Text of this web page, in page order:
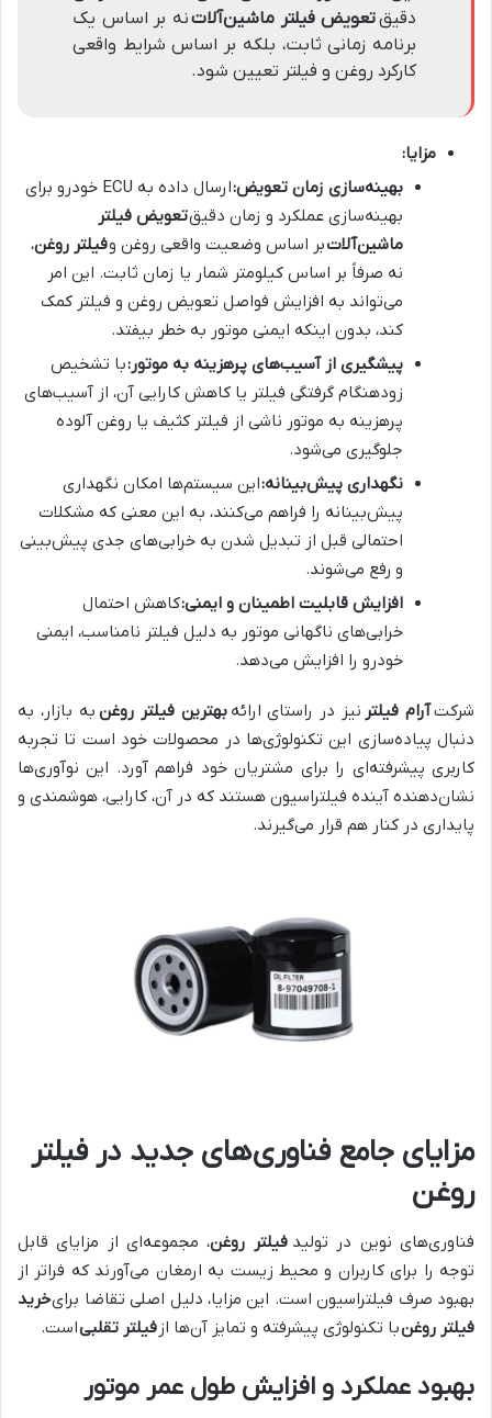
دقیقتعویض فیلتر ماشین‌آلاتنه بر اساس یک
برنامه زمانی ثابت، بلکه بر اساس شرایط واقعی
کارکرد روغن و فیلتر تعیین شود.
مزایا:
بهینه‌سازی زمان تعویض:
ارسال داده به ECU خودرو برای
بهینه‌سازی عملکرد و زمان دقیقتعویض فیلتر
ماشین‌آلاتبر اساس وضعیت واقعی روغن وفیلتر روغن،
نه صرفاً بر اساس کیلومتر شمار یا زمان ثابت. این امر
می‌تواند به افزایش فواصل تعویض روغن و فیلتر کمک
کند، بدون اینکه ایمنی موتور به خطر بیفتد.
پیشگیری از آسیب‌های پرهزینه به موتور:با تشخیص
زودهنگام گرفتگی فیلتر یا کاهش کارایی آن، از آسیب‌های
پرهزینه به موتور ناشی از فیلتر کثیف یا روغن آلوده
جلوگیری می‌شود.
نگهداری پیش‌بینانه:این سیستم‌ها امکان نگهداری
پیش‌بینانه را فراهم می‌کنند، به این معنی که مشکلات
احتمالی قبل از تبدیل شدن به خرابی‌های جدی پیش‌بینی
و رفع می‌شوند.
افزایش قابلیت اطمینان و ایمنی:کاهش احتمال
خرابی‌های ناگهانی موتور به دلیل فیلتر نامناسب، ایمنی
خودرو را افزایش می‌دهد.
شرکتآرام فیلتر نیز در راستای ارائه بهترین فیلتر روغن به بازار، به
دنبال پیاده‌سازی این تکنولوژی‌ها در محصولات خود است تا تجربه
کاربری پیشرفته‌ای را برای مشتریان خود فراهم آورد. این نوآوری‌ها
نشان‌دهنده آینده فیلتراسیون هستند که در آن، کارایی، هوشمندی و
پایداری در کنار هم قرار می‌گیرند.
مزایای جامع فناوری‌های جدید در فیلتر
روغن
فناوری‌های نوین در تولید فیلتر روغن، مجموعه‌ای از مزایای قابل
توجه را برای کاربران و محیط زیست به ارمغان می‌آورند که فراتر از
بهبود صرف فیلتراسیون است. این مزایا، دلیل اصلی تقاضا برایخرید
فیلتر روغنبا تکنولوژی پیشرفته و تمایز آن‌ها از فیلتر تقلبیاست.
بهبود عملکرد و افزایش طول عمر موتور